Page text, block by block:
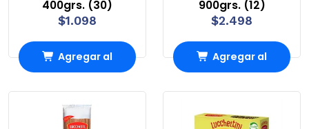
400grs. (30)
$1.098
Agregar al
900grs. (12)
$2.498
Agregar al